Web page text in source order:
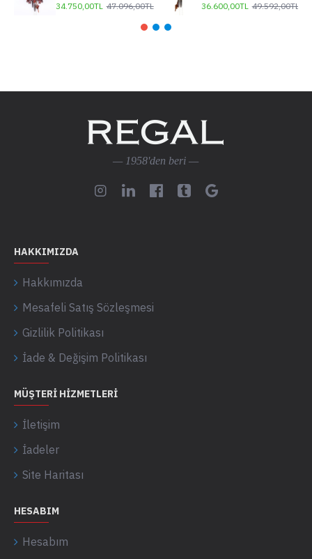
34.750,00TL 47.096,00TL 36.600,00TL 49.592,00TL
— 1958'den beri —
HAKKIMIZDA
Hakkımızda
Mesafeli Satış Sözleşmesi
Gizlilik Politikası
İade & Değişim Politikası
MÜŞTERI HIZMETLERI
İletişim
İadeler
Site Haritası
HESABIM
Hesabım